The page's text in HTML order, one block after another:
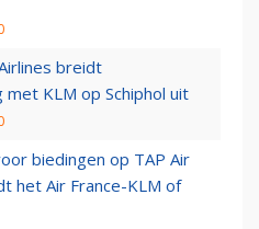
breidt
met KLM op Schiphol uit
biedingen op TAP Air
het Air France-KLM of